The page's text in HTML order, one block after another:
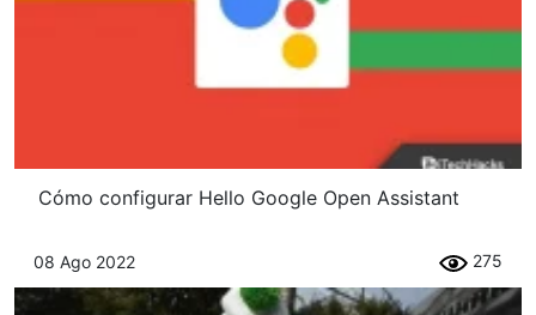
Cómo configurar Hello Google Open Assistant
08 Ago 2022 275